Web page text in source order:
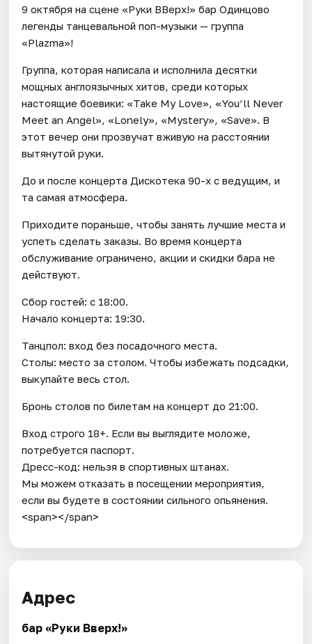
9 октября на сцене «Руки ВВерх!» бар Одинцово
легенды танцевальной поп-музыки — группа
«Plazma»!
Группа, которая написала и исполнила десятки
мощных англоязычных хитов, среди которых
настоящие боевики: «Take My Love», «You’ll Never
Meet an Angel», «Lonely», «Mystery», «Save». В
этот вечер они прозвучат вживую на расстоянии
вытянутой руки.
До и после концерта Дискотека 90-х с ведущим, и
та самая атмосфера.
Приходите пораньше, чтобы занять лучшие места и
успеть сделать заказы. Во время концерта
обслуживание ограничено, акции и скидки бара не
действуют.
Сбор гостей: с 18:00.
Начало концерта: 19:30.
Танцпол: вход без посадочного места.
Столы: место за столом. Чтобы избежать подсадки,
выкупайте весь стол.
Бронь столов по билетам на концерт до 21:00.
Вход строго 18+. Если вы выглядите моложе,
потребуется паспорт.
Дресс-код: нельзя в спортивных штанах.
Мы можем отказать в посещении мероприятия,
если вы будете в состоянии сильного опьянения.
<span></span>
Адрес
бар «Руки Вверх!»